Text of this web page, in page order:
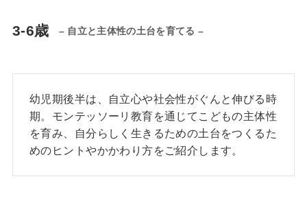
3-6歳 – 自立と主体性の土台を育てる –
幼児期後半は、自立心や社会性がぐんと伸びる時
期。モンテッソーリ教育を通じてこどもの主体性
を育み、自分らしく生きるための土台をつくるた
めのヒントやかかわり方をご紹介します。